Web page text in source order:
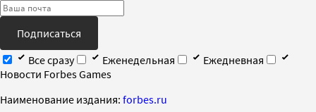
Подписаться
Все сразу
Еженедельная
Ежедневная
Новости Forbes Games
Наименование издания: forbes.ru